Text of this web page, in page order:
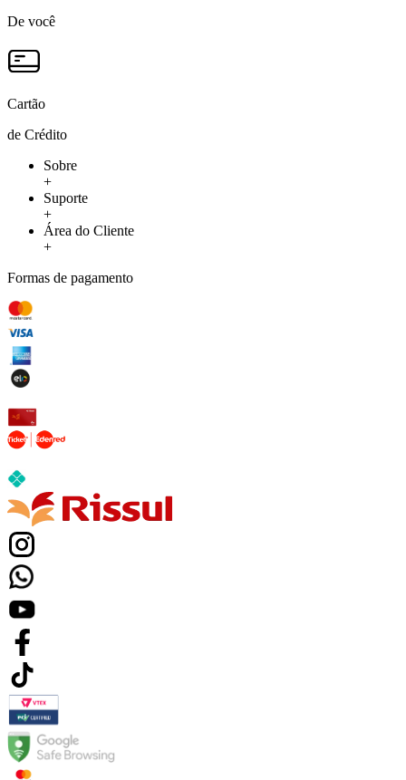
De você
Cartão
de Crédito
Sobre
+
Suporte
+
Área do Cliente
+
Formas de pagamento